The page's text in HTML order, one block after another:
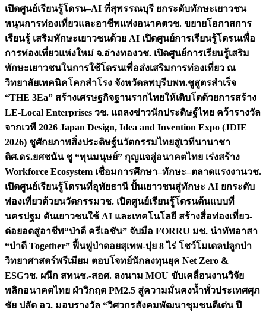
เปิดศูนย์เรียนรู้โดรน–AI ที่สุพรรณบุรี ยกระดับทักษะเยาวชน
หนุนการท่องเที่ยวและอาชีพแห่งอนาคตวช. ขยายโอกาสการ
เรียนรู้ เสริมทักษะเยาวชนด้วย AI เปิดศูนย์การเรียนรู้โดรนเพื่อ
การท่องเที่ยวแห่งใหม่ จ.อ่างทองวช. เปิดศูนย์การเรียนรู้เสริม
ทักษะเยาวชนในการใช้โดรนเพื่อส่งเสริมการท่องเที่ยว ณ
วิทยาลัยเทคนิคโคกสำโรง จังหวัดลพบุรีบพท.ชูสูตรสำเร็จ
“THE 3Ea” สร้างเศรษฐกิจฐานรากไทยให้เติบโตด้วยการสร้าง
LE-Local Enterprises วช. แถลงข่าวนักประดิษฐ์ไทย คว้ารางวัล
จากเวที 2026 Japan Design, Idea and Invention Expo (JDIE
2026) ชูศักยภาพสิ่งประดิษฐ์นวัตกรรมไทยสู่เวทีนานาชา
ติศ.ดร.ยศชนัน ชู “ทุนมนุษย์” กุญแจสู่อนาคตไทย เร่งสร้าง
Workforce Ecosystem เชื่อมการศึกษา–ทักษะ–ตลาดแรงงานวช.
เปิดศูนย์เรียนรู้โดรนที่อุทัยธานี ปั้นเยาวชนสู่ทักษะ AI ยกระดับ
ท่องเที่ยวด้วยนวัตกรรมวช. เปิดศูนย์เรียนรู้โดรนต้นแบบที่
นครปฐม ดันเยาวชนใช้ AI และเทคโนโลยี สร้างสื่อท่องเที่ยว-
ต่อยอดสู่อาชีพ“ป่าดี ครีเอชัน” จับมือ FORRU มช. นำทัพอาสา
“ป่าดี Together” ฟื้นฟูป่าดอยสุเทพ-ปุย 8 ไร่ โชว์โมเดลปลูกป่า
วิทยาศาสตร์พรีเมียม ตอบโจทย์นักลงทุนยุค Net Zero &
ESGวช. ผนึก สทนช.-สอศ. ลงนาม MOU ขับเคลื่อนงานวิจัย
พลิกอนาคตไทย ฝ่าวิกฤต PM2.5 สู่ความมั่นคงน้ำทั่วประเทศศุภ
ชัย ปลัด อว. มอบรางวัล “วิศวกรสังคมพัฒนาชุมชนดีเด่น ปี